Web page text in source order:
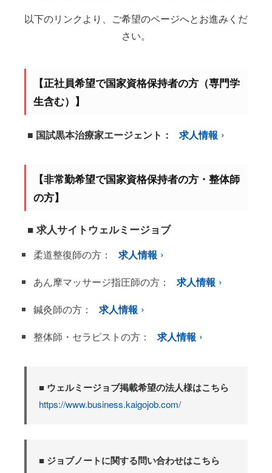
以下のリンクより、ご希望のページへとお進みくだ
さい。
【正社員希望で国家資格保持者の方（専門学
生含む）】
■ 国試黒本治療家エージェント： 求人情報
【非常勤希望で国家資格保持者の方・整体師
の方】
■ 求人サイトウェルミージョブ
柔道整復師の方：
求人情報
あん摩マッサージ指圧師の方：
求人情報
鍼灸師の方：
求人情報
整体師・セラピストの方：
求人情報
■ ウェルミージョブ掲載希望の法人様はこちら
https://www.business.kaigojob.com/
■ ジョブノートに関する問い合わせはこちら